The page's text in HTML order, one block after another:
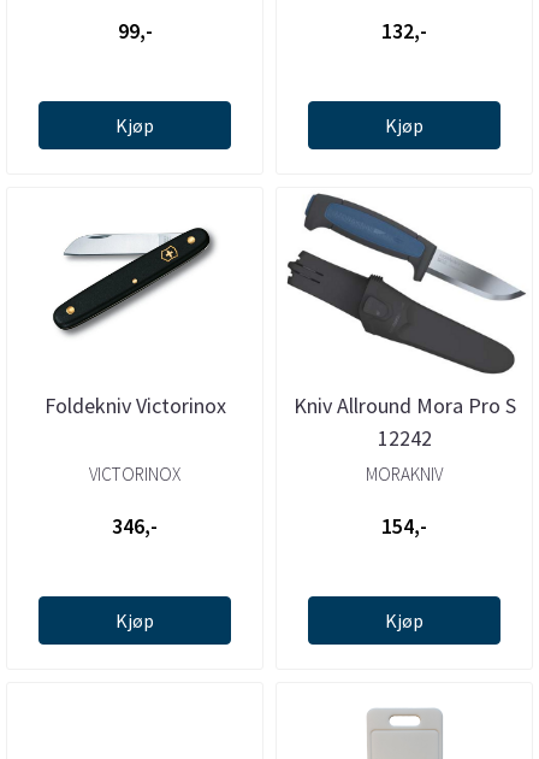
99,-
Kjøp
132,-
Kjøp
Foldekniv Victorinox
VICTORINOX
346,-
Kjøp
Kniv Allround Mora Pro S
12242
MORAKNIV
154,-
Kjøp